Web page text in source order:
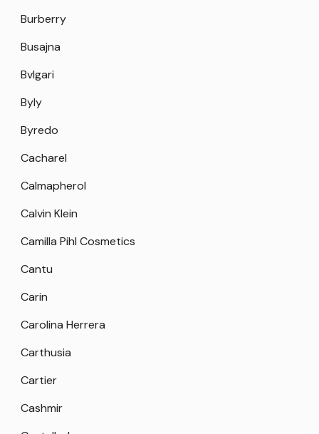
Burberry
Busajna
Bvlgari
Byly
Byredo
Cacharel
Calmapherol
Calvin Klein
Camilla Pihl Cosmetics
Cantu
Carin
Carolina Herrera
Carthusia
Cartier
Cashmir